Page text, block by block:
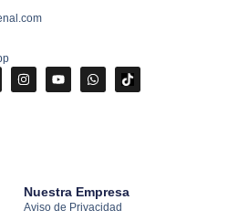
Nuestra Empresa
Aviso de Privacidad